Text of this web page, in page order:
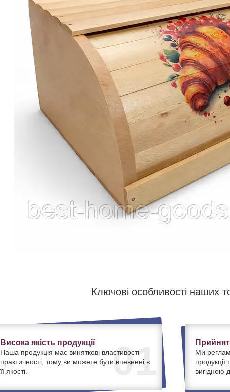
Ключові особливості наших
01
Висока якість продукції
Наша продукція має виняткові властивості
практичності, тому ви можете бути впевнені в
її якості.
Ми
вигідною